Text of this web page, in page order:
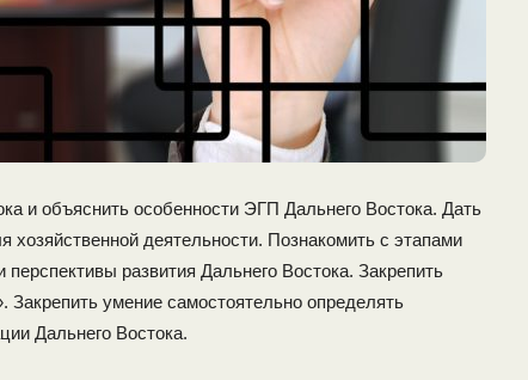
и объяснить особенности ЭГП Дальнего Востока. Дать
хозяйственной деятельности. Познакомить с этапами
развития Дальнего Востока. Закрепить
Закрепить умение самостоятельно определять
Дальнего Востока.